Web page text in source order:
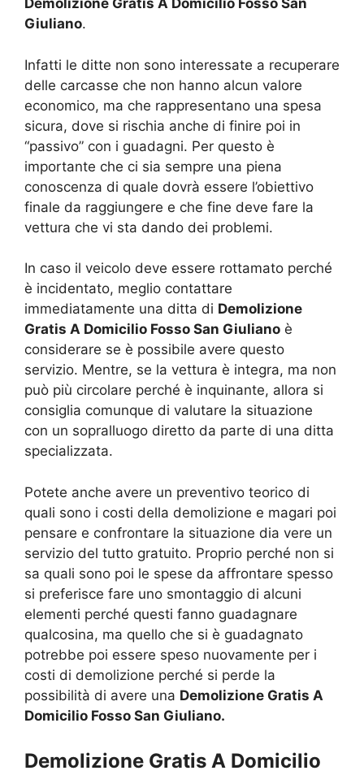
Demolizione Gratis A Domicilio Fosso San
Giuliano.
Infatti le ditte non sono interessate a recuperare
delle carcasse che non hanno alcun valore
economico, ma che rappresentano una spesa
sicura, dove si rischia anche di finire poi in
“passivo” con i guadagni. Per questo è
importante che ci sia sempre una piena
conoscenza di quale dovrà essere l’obiettivo
finale da raggiungere e che fine deve fare la
vettura che vi sta dando dei problemi.
In caso il veicolo deve essere rottamato perché
è incidentato, meglio contattare
immediatamente una ditta di Demolizione
Gratis A Domicilio Fosso San Giuliano è
considerare se è possibile avere questo
servizio. Mentre, se la vettura è integra, ma non
può più circolare perché è inquinante, allora si
consiglia comunque di valutare la situazione
con un sopralluogo diretto da parte di una ditta
specializzata.
Potete anche avere un preventivo teorico di
quali sono i costi della demolizione e magari poi
pensare e confrontare la situazione dia vere un
servizio del tutto gratuito. Proprio perché non si
sa quali sono poi le spese da affrontare spesso
si preferisce fare uno smontaggio di alcuni
elementi perché questi fanno guadagnare
qualcosina, ma quello che si è guadagnato
potrebbe poi essere speso nuovamente per i
costi di demolizione perché si perde la
possibilità di avere una Demolizione Gratis A
Domicilio Fosso San Giuliano.
Demolizione Gratis A Domicilio